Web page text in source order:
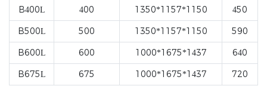
B400L
400 1350*1157*1150
450
B500L
500 1350*1157*1150
590
B600L
600 1000*1675*1437
640
B675L
675 1000*1675*1437 720